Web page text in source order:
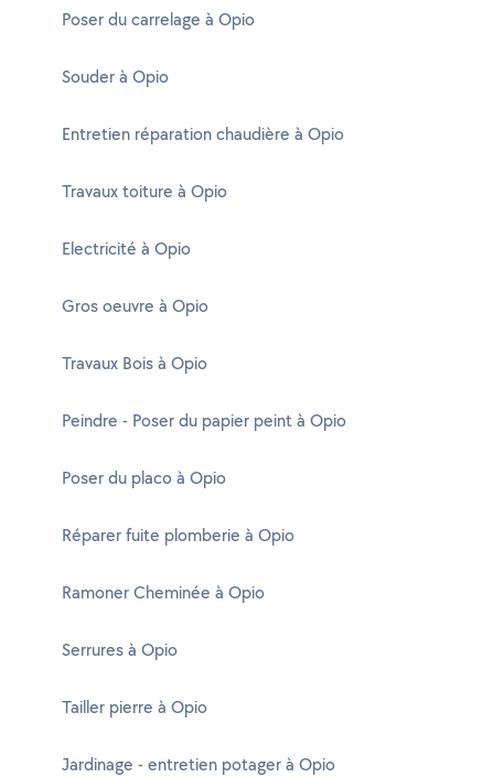
Poser du carrelage à Opio
Souder à Opio
Entretien réparation chaudière à Opio
Travaux toiture à Opio
Electricité à Opio
Gros oeuvre à Opio
Travaux Bois à Opio
Peindre - Poser du papier peint à Opio
Poser du placo à Opio
Réparer fuite plomberie à Opio
Ramoner Cheminée à Opio
Serrures à Opio
Tailler pierre à Opio
Jardinage - entretien potager à Opio